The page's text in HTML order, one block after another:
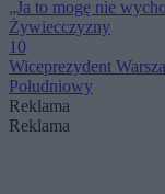
„Ja to mogę nie
Żywiecczyzny
10
Wiceprezydent
Południowy
Reklama
Reklama